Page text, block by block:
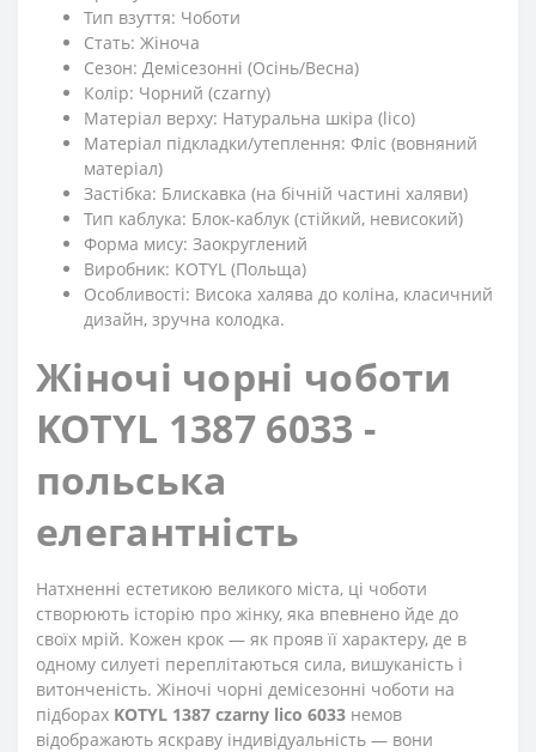
Тип взуття: Чоботи
Стать: Жіноча
Сезон: Демісезонні (Осінь/Весна)
Колір: Чорний (czarny)
Матеріал верху: Натуральна шкіра (lico)
Матеріал підкладки/утеплення: Фліс (вовняний
матеріал)
Застібка: Блискавка (на бічній частині халяви)
Тип каблука: Блок-каблук (стійкий, невисокий)
Форма мису: Заокруглений
Виробник: KOTYL (Польща)
Особливості: Висока халява до коліна, класичний
дизайн, зручна колодка.
Жіночі чорні чоботи
KOTYL 1387 6033 -
польська
елегантність
Натхненні естетикою великого міста, ці чоботи
створюють історію про жінку, яка впевнено йде до
своїх мрій. Кожен крок — як прояв її характеру, де в
одному силуеті переплітаються сила, вишуканість і
витонченість. Жіночі чорні демісезонні чоботи на
підборах KOTYL 1387 czarny lico 6033 немов
відображають яскраву індивідуальність — вони